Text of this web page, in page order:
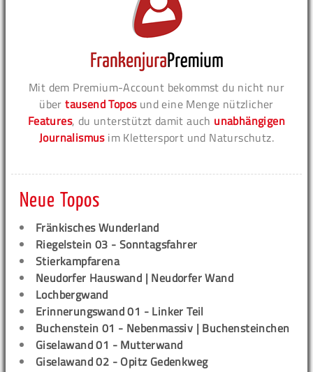
Mit dem Premium-Account bekommst du nicht nur
übertausend Toposund eine Menge nützlicher
Features, du unterstützt damit auch unabhängigen
Journalismusim Klettersport und Naturschutz.
Neue Topos
Fränkisches Wunderland
Riegelstein 03 - Sonntagsfahrer
Stierkampfarena
Neudorfer Hauswand | Neudorfer Wand
Lochbergwand
Erinnerungswand 01 - Linker Teil
Buchenstein 01 - Nebenmassiv | Buchensteinchen
Giselawand 01 - Mutterwand
Giselawand 02 - Opitz Gedenkweg